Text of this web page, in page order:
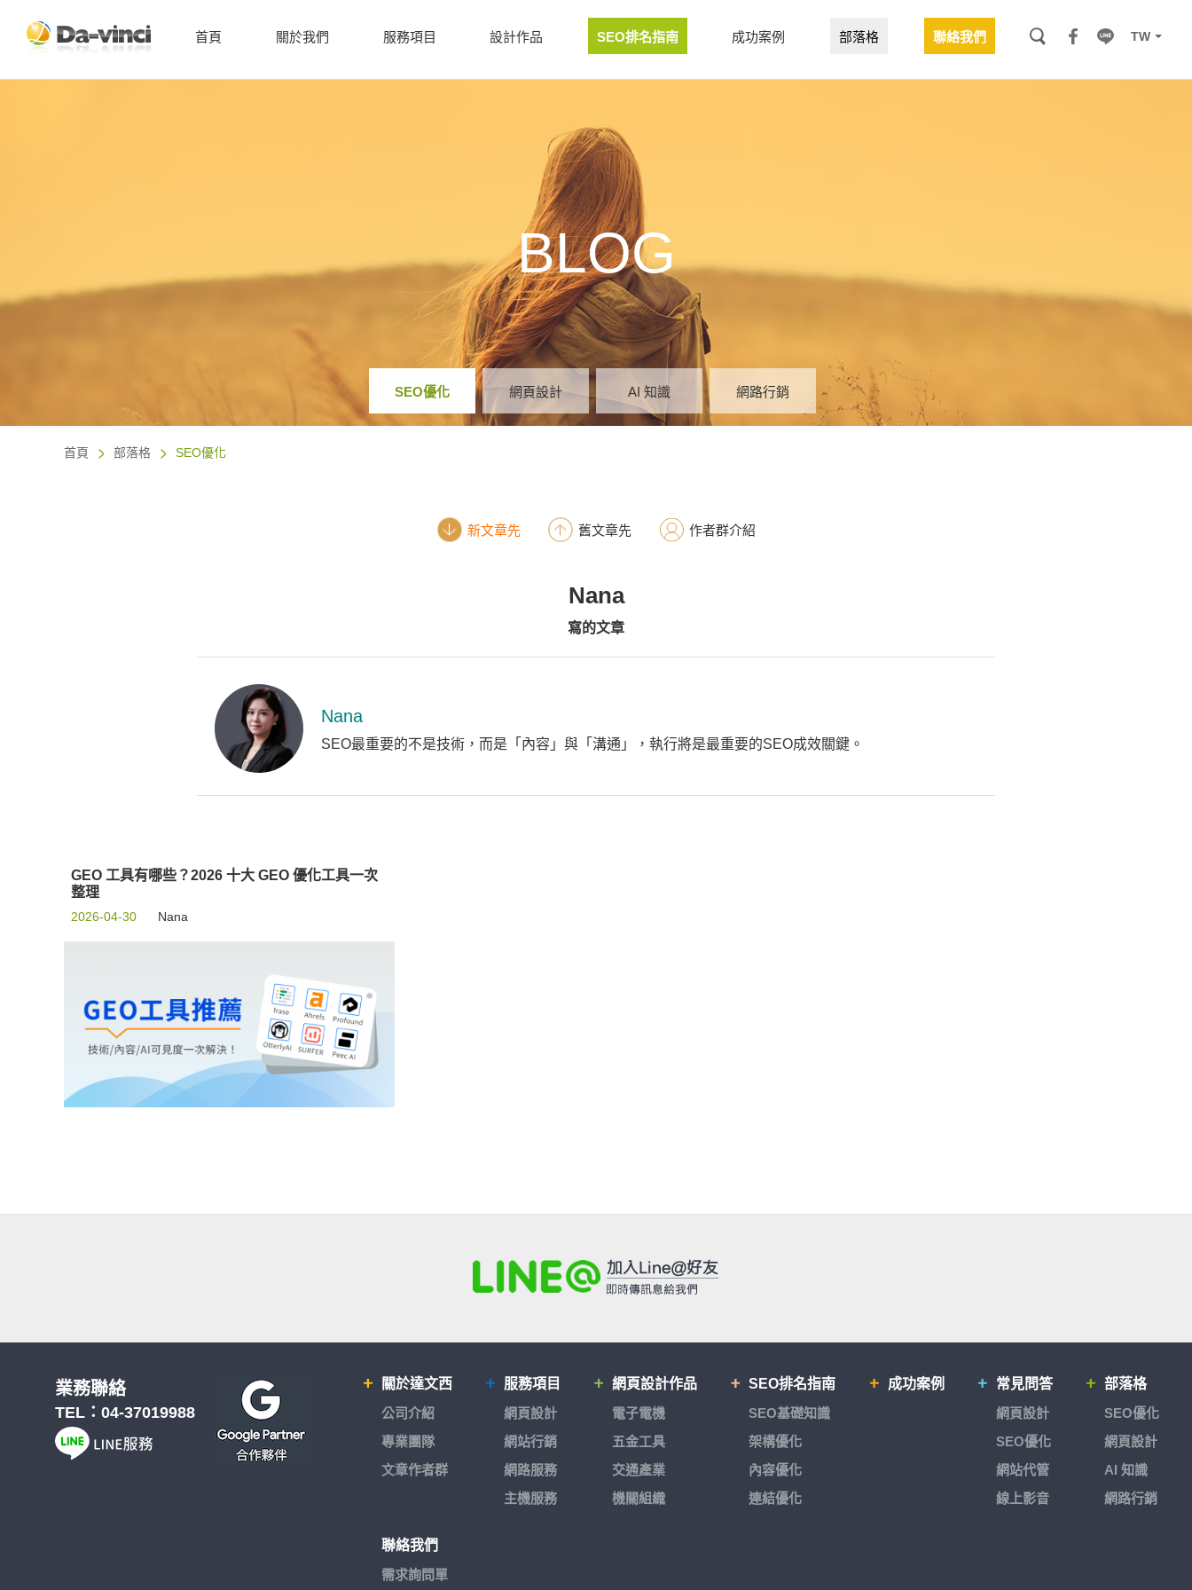
TW
首頁 關於我們 服務項目 設計作品 SEO排名指南 成功案例 部落格 聯絡我們
BLOG
SEO優化 網頁設計 AI 知識 網路行銷
首頁 部落格 SEO優化
新文章先 舊文章先 作者群介紹
Nana
寫的文章
Nana
SEO最重要的不是技術，而是「內容」與「溝通」，執行將是最重要的SEO成效關鍵。
GEO 工具有哪些？2026 十大 GEO 優化工具一次
整理
2026-04-30 Nana
關於達文西
公司介紹
專業團隊
文章作者群
服務項目
網頁設計
網站行銷
網路服務
主機服務
網頁設計作品
電子電機
五金工具
交通產業
機關組織
SEO排名指南
SEO基礎知識
架構優化
內容優化
連結優化
成功案例
常見問答
網頁設計
SEO優化
網站代管
線上影音
部落格
SEO優化
網頁設計
AI 知識
網路行銷
聯絡我們
需求詢問單
業務聯絡
TEL： 04-37019988